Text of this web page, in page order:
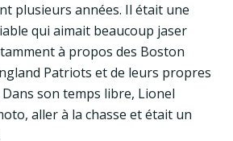
plusieurs années. Il était une
qui aimait beaucoup jaser
à propos des Boston
Patriots et de leurs propres
son temps libre, Lionel
aller à la chasse et était un